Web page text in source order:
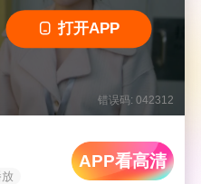
打开APP
错误码: 042312
APP看高清